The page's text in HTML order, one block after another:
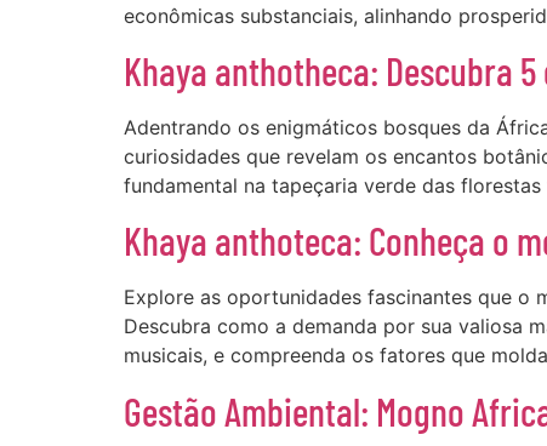
econômicas substanciais, alinhando
Khaya anthotheca: Descubra
Adentrando os enigmáticos bosques da
curiosidades que revelam os encantos
fundamental na tapeçaria verde das
Khaya anthoteca: Conheça o
Explore as oportunidades fascinantes que o
Descubra como a demanda por sua valiosa
musicais, e compreenda os fatores que
Gestão Ambiental: Mogno